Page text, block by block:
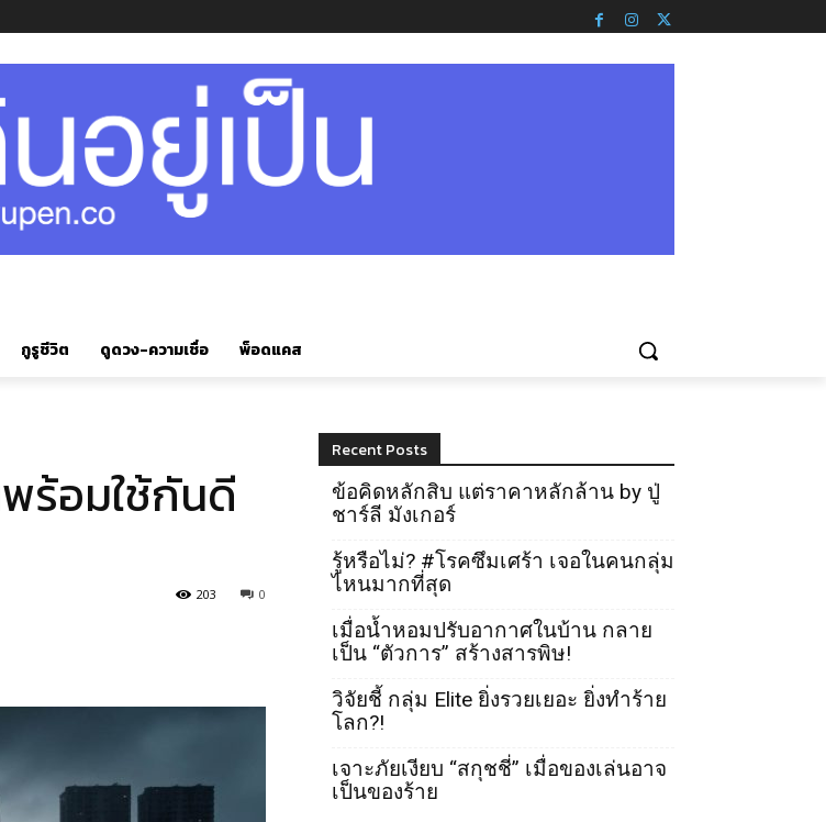
กูรูชีวิต ดูดวง-ความเชื่อ พ็อดแคส
ร้อมใช้กันดี
0
203
Recent Posts
ข้อคิดหลักสิบ แต่ราคาหลักล้าน by ปู่
ชาร์ลี มังเกอร์
รู้หรือไม่? #โรคซึมเศร้า เจอในคนกลุ่ม
ไหนมากที่สุด
เมื่อน้ำหอมปรับอากาศในบ้าน กลาย
เป็น “ตัวการ” สร้างสารพิษ!
วิจัยชี้ กลุ่ม Elite ยิ่งรวยเยอะ ยิ่งทำร้าย
โลก?!
เจาะภัยเงียบ “สกุชชี่” เมื่อของเล่นอาจ
เป็นของร้าย